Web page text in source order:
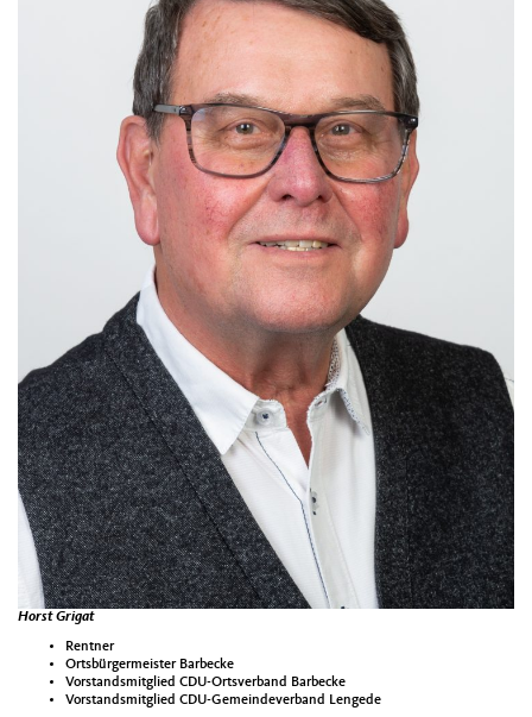
Horst Grigat
Rentner
Ortsbürgermeister Barbecke
Vorstandsmitglied CDU-Ortsverband Barbecke
Vorstandsmitglied CDU-Gemeindeverband Lengede